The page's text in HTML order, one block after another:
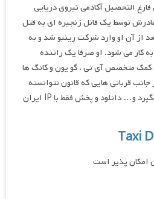
التحصیل آکادمی نیروی دریایی
توسط یک قاتل زنجیره ای به قتل
از آن او وارد شرکت رینبو شد و به
کار می شود. او صرفا یک راننده
کمک متخصص آی تی ، گو یون و کانگ ها
قربانی هایی که قانون نتوانسته
حق آن ها را بگیرد، انتقام میگیرد و… دانلود و پخش فقط با IP ایران